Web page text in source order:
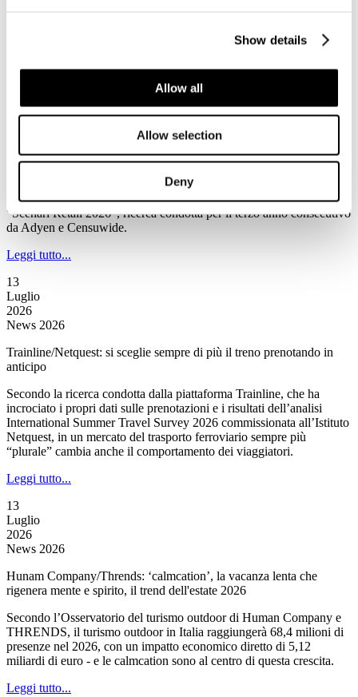
Show details
Allow all
Allow selection
Deny
News 2026
Censuwide/Ayden: Assistenti IA sempre più presenti negli acquisti
supporto agli acquisti, ma si prepara a diventare un vero e proprio
intermediario commerciale secondo quanto emerge all’interno di
“Scenari Retail 2026”, ricerca condotta per il terzo anno consecutivo
da Adyen e Censuwide.
Leggi tutto...
13
Luglio
2026
News 2026
Trainline/Netquest: si sceglie sempre di più il treno prenotando in
anticipo
Secondo la ricerca condotta dalla piattaforma Trainline, che ha
incrociato i propri dati sulle prenotazioni e i risultati dell’analisi
International Summer Travel Survey 2026 commissionata all’Istituto
Netquest, in un mercato del trasporto ferroviario sempre più
“plurale” cambia anche il comportamento dei viaggiatori.
Leggi tutto...
13
Luglio
2026
News 2026
Hunam Company/Thrends: ‘calmcation’, la vacanza lenta che
rigenera mente e spirito, il trend dell'estate 2026
Secondo l’Osservatorio del turismo outdoor di Human Company e
THRENDS, il turismo outdoor in Italia raggiungerà 68,4 milioni di
presenze nel 2026, con un impatto economico diretto di 5,12
miliardi di euro - e le calmcation sono al centro di questa crescita.
Leggi tutto...